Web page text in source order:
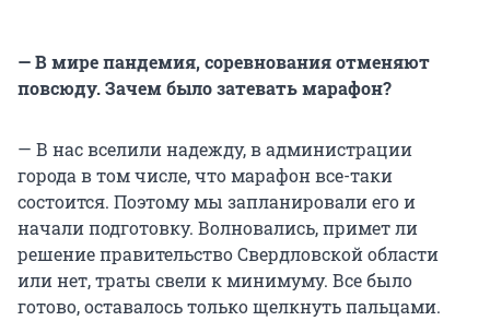
— В мире пандемия, соревнования отменяют
повсюду. Зачем было затевать марафон?
— В нас вселили надежду, в администрации
города в том числе, что марафон все-таки
состоится. Поэтому мы запланировали его и
начали подготовку. Волновались, примет ли
решение правительство Свердловской области
или нет, траты свели к минимуму. Все было
готово, оставалось только щелкнуть пальцами.